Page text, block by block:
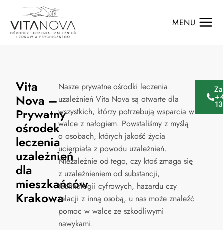
MENU
Vita
Nova –
Prywatny
ośrodek
leczenia
uzależnień
dla
mieszkańców
Krakowa
Nasze prywatne ośrodki leczenia
uzależnień Vita Nova są otwarte dla
wszystkich, którzy potrzebują wsparcia w
walce z nałogiem. Powstaliśmy z myślą
o osobach, których jakość życia
ucierpiała z powodu uzależnień.
Niezależnie od tego, czy ktoś zmaga się
z uzależnieniem od substancji,
technologii cyfrowych, hazardu czy
relacji z inną osobą, u nas może znaleźć
pomoc w walce ze szkodliwymi
nawykami.